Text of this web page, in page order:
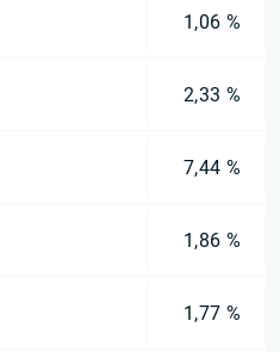
1,06 %
2,33 %
7,44 %
1,86 %
1,77 %